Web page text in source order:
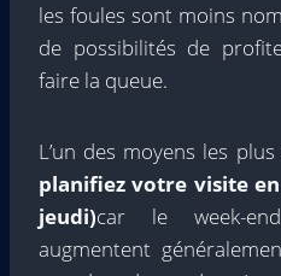
les foules sont moins
de possibilités de
faire la queue.
L’un des moyens les
planifiez votre visite
jeudi)car le week-
augmentent